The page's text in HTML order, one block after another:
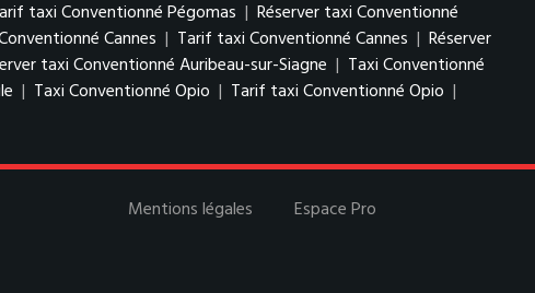
taxi Conventionné Pégomas | Réserver taxi Conventionné
Cannes | Tarif taxi Conventionné Cannes | Réserver
taxi Conventionné Auribeau-sur-Siagne | Taxi Conventionné
| Taxi Conventionné Opio | Tarif taxi Conventionné Opio |
Mentions légales Espace Pro